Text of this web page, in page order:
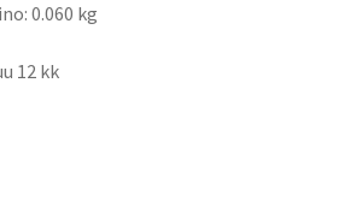
0.060 kg
12 kk